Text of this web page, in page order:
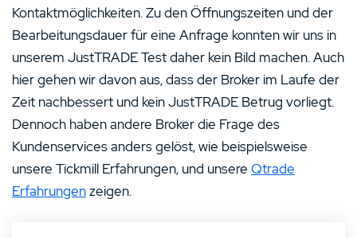
Kontaktmöglichkeiten. Zu den Öffnungszeiten und der
Bearbeitungsdauer für eine Anfrage konnten wir uns in
unserem JustTRADE Test daher kein Bild machen. Auch
hier gehen wir davon aus, dass der Broker im Laufe der
Zeit nachbessert und kein JustTRADE Betrug vorliegt.
Dennoch haben andere Broker die Frage des
Kundenservices anders gelöst, wie beispielsweise
unsere Tickmill Erfahrungen, und unsere Qtrade
Erfahrungenzeigen.